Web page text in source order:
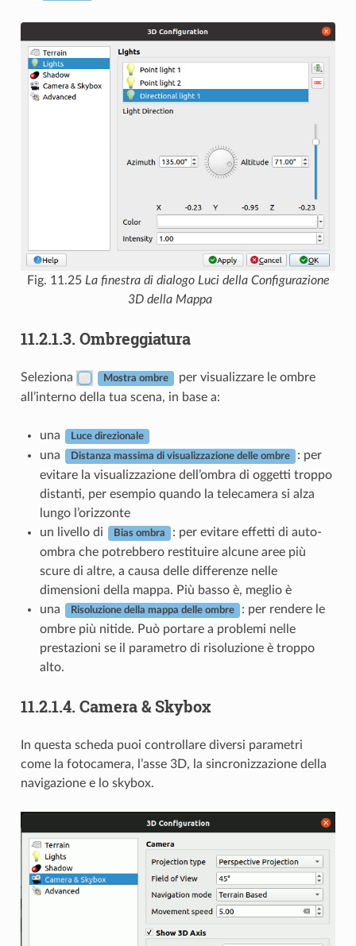
Fig. 11.25 La finestra di dialogo Luci della Configurazione
3D della Mappa
11.2.1.3. Ombreggiatura
Seleziona Mostra ombre
per visualizzare le ombre
all’interno della tua scena, in base a:
una Luce direzionale
una Distanza massima di visualizzazione delle ombre
: per
evitare la visualizzazione dell’ombra di oggetti troppo
distanti, per esempio quando la telecamera si alza
lungo l’orizzonte
un livello di
Bias ombra
: per evitare effetti di auto-
ombra che potrebbero restituire alcune aree più
scure di altre, a causa delle differenze nelle
dimensioni della mappa. Più basso è, meglio è
una
Risoluzione della mappa delle ombre
: per rendere le
ombre più nitide. Può portare a problemi nelle
prestazioni se il parametro di risoluzione è troppo
alto.
11.2.1.4. Camera & Skybox
In questa scheda puoi controllare diversi parametri
come la fotocamera, l’asse 3D, la sincronizzazione della
navigazione e lo skybox.